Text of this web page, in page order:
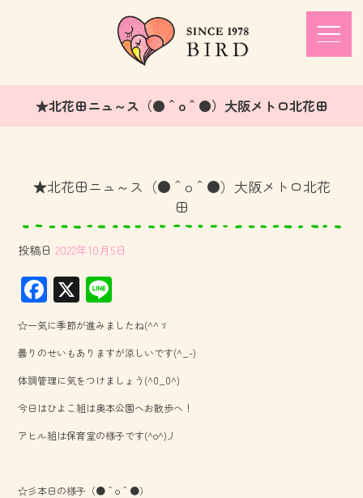
★北花田ニュ～ス（●＾o＾●）大阪メトロ北花田
★北花田ニュ～ス（●＾o＾●）大阪メトロ北花
田
投稿日 2022年10月5日
F
ac
e
b
o
ok
X
ne
☆一気に季節が進みましたね(^^ゞ
曇りのせいもありますが涼しいです(^_-)
体調管理に気をつけましょう(^0_0^)
今日はひよこ組は奥本公園へお散歩へ！
アヒル組は保育室の様子です(^o^)丿
☆彡本日の様子（●＾o＾●）